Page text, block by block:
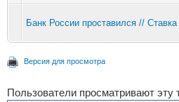
Банк России проставился //
Версия для просмотра
Пользователи просматривают эту